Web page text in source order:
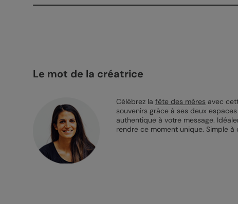
Le mot de la créatrice
Célébrez la fête des mères avec
souvenirs grâce à ses deux
authentique à votre message.
rendre ce moment unique. Simple à